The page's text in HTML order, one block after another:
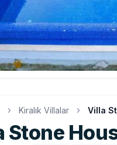
Kiralık Villalar Villa
Stone